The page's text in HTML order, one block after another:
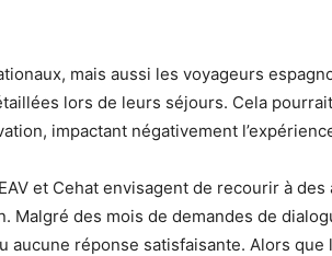
mais aussi les voyageurs
lors de leurs séjours. Cela
impactant négativement
et Cehat envisagent de recourir à
Malgré des mois de demandes de
aucune réponse satisfaisante. Alors que